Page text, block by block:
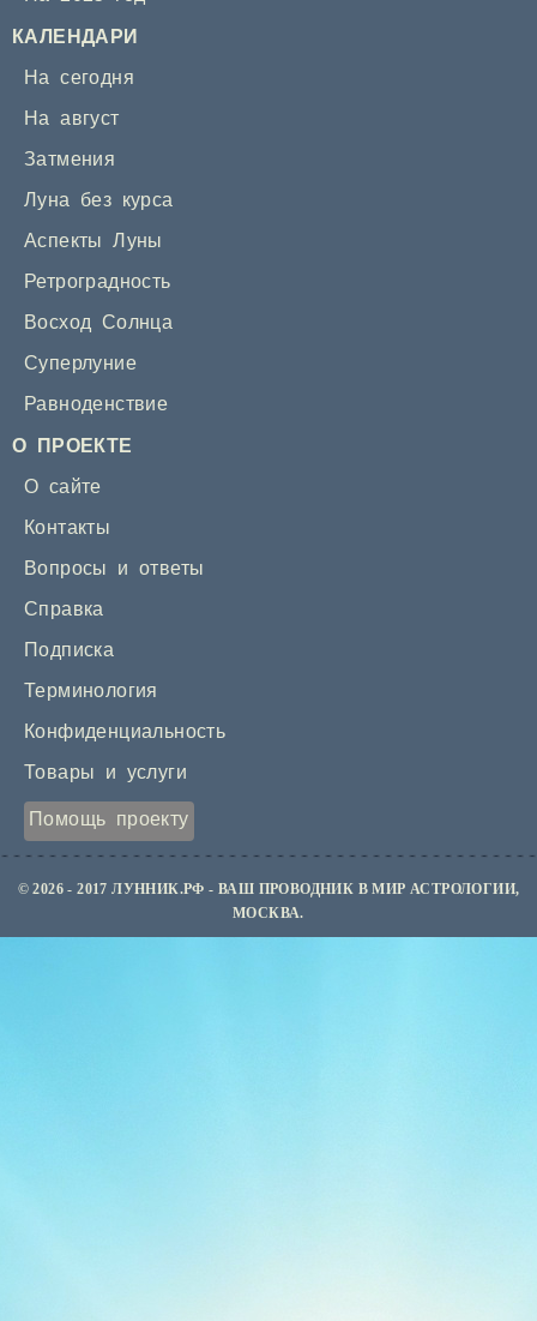
КАЛЕНДАРИ
На сегодня
На август
Затмения
Луна без курса
Аспекты Луны
Ретроградность
Восход Солнца
Суперлуние
Равноденствие
О ПРОЕКТЕ
О сайте
Контакты
Вопросы и ответы
Справка
Подписка
Терминология
Конфиденциальность
Товары и услуги
Помощь проекту
© 2026 - 2017 ЛУННИК.РФ - ВАШ ПРОВОДНИК В МИР АСТРОЛОГИИ,
МОСКВА.